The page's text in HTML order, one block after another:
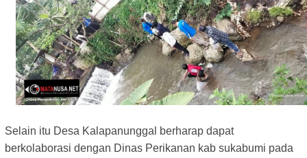
Selain itu Desa Kalapanunggal berharap dapat
berkolaborasi dengan Dinas Perikanan kab sukabumi pada